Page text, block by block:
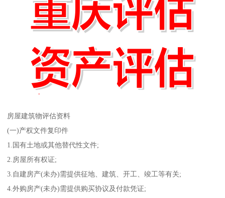
房屋建筑物评估资料
(一)产权文件复印件
1.国有土地或其他替代性文件;
2.房屋所有权证;
3.自建房产(未办)需提供征地、建筑、开工、竣工等有关;
4.外购房产(未办)需提供购买协议及付款凭证;